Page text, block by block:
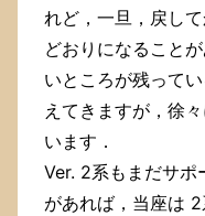
れど，一旦，戻し
どおりになること
いところが残って
えてきますが，徐
います．
Ver. 2系もまだサポ
があれば，当座は